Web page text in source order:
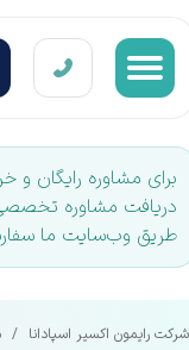
برای مشاوره رایگان
دریافت مشاوره
طریق وب‌سایت ما
شرکت رایمون اکسیر اسپادانا